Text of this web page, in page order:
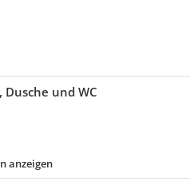
und WC
anzeigen